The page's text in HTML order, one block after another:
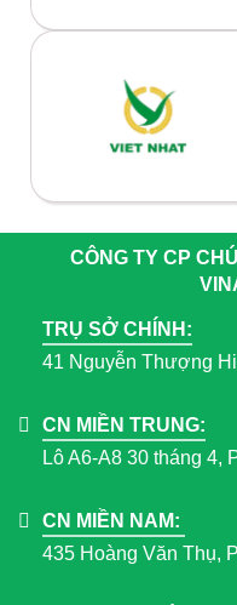
CÔNG TY CP
TRỤ SỞ CHÍNH:
41 Nguyễn Thượng
CN MIỀN TRUNG:
Lô A6-A8 30 tháng 4,
CN MIỀN NAM:
435 Hoàng Văn Thụ,